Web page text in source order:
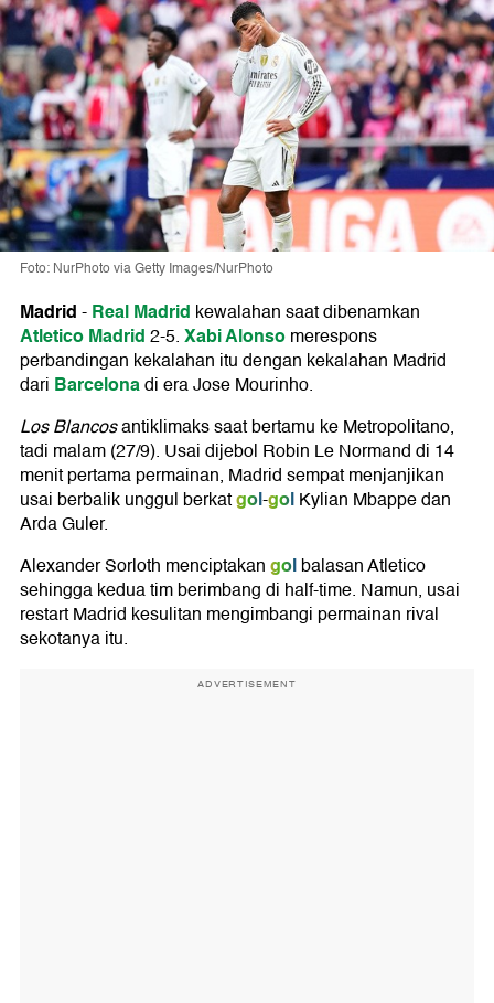
Foto: NurPhoto via Getty Images/NurPhoto
Madrid-Real Madrid kewalahan saat dibenamkan
Atletico Madrid2-5.Xabi Alonsomerespons
perbandingan kekalahan itu dengan kekalahan Madrid
dari Barcelonadi era Jose Mourinho.
Los Blancosantiklimaks saat bertamu ke Metropolitano,
tadi malam (27/9). Usai dijebol Robin Le Normand di 14
menit pertama permainan, Madrid sempat menjanjikan
usai berbalik unggul berkatgol-golKylian Mbappe dan
Arda Guler.
Alexander Sorloth menciptakangolbalasan Atletico
sehingga kedua tim berimbang di half-time. Namun, usai
restart Madrid kesulitan mengimbangi permainan rival
sekotanya itu.
ADVERTISEMENT